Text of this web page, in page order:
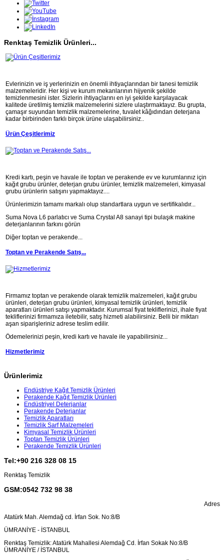
Renktaş Temizlik Ürünleri...
Evlerinizin ve iş yerlerinizin en önemli ihtiyaçlarından bir tanesi temizlik
malzemeleridir. Her kişi ve kurum mekanlarının hijyenik şekilde
temizlenmesini ister. Sizlerin ihtiyaçlarını en iyi şekilde karşılayacak
kalitede üretilmiş temizlik malzemelerini sizlere ulaştırmaktayız. Bu grupta,
çamaşır suyundan temizlik malzemelerine, tuvalet kâğıdından deterjana
kadar birbirinden farklı birçok ürüne ulaşabilirsiniz..
Ürün Çeşitlerimiz
Kredi kartı, peşin ve havale ile toptan ve perakende ev ve kurumlarınız için
kağıt grubu ürünler, deterjan grubu ürünler, temizlik malzemeleri, kimyasal
grubu ürünlerin satışını yapmaktayız....
Ürünlerimizin tamamı markalı olup standartlara uygun ve sertifikalıdır...
Suma Nova L6 parlatıcı ve Suma Crystal A8 sanayi tipi bulaşık makine
deterjanlarının farkını görün
Diğer toptan ve perakende...
Toptan ve Perakende Satış...
Firmamız toptan ve perakende olarak temizlik malzemeleri, kağıt grubu
ürünleri, deterjan grubu ürünleri, kimyasal temizlik ürünleri, temizlik
aparatları ürünleri satışı yapmaktadır. Kurumsal fiyat tekliflerinizi, ihale fiyat
tekliflerinizi firmamıza iletebilir, satış hizmeti alabilirsiniz. Belli bir miktarı
aşan siparişleriniz adrese teslim edilir.
Ödemelerinizi peşin, kredi kartı ve havale ile yapabilirsiniz...
Hizmetlerimiz
Ürünlerimiz
Endüstriye Kağıt Temizlik Ürünleri
Perakende Kağıt Temizlik Ürünleri
Endüstriyel Deterjanlar
Perakende Deterjanlar
Temizlik Aparatları
Temizlik Sarf Malzemeleri
Kimyasal Temizlik Ürünleri
Toptan Temizlik Ürünleri
Perakende Temizlik Ürünleri
Tel:+90 216 328 08 15
Renktaş Temizlik
GSM:0542 732 98 38
Adres
Atatürk Mah. Alemdağ cd. İrfan Sok. No:8/B
ÜMRANİYE - İSTANBUL
Renktaş Temizlik: Atatürk Mahallesi Alemdağ Cd. İrfan Sokak No:8/B
ÜMRANİYE / İSTANBUL